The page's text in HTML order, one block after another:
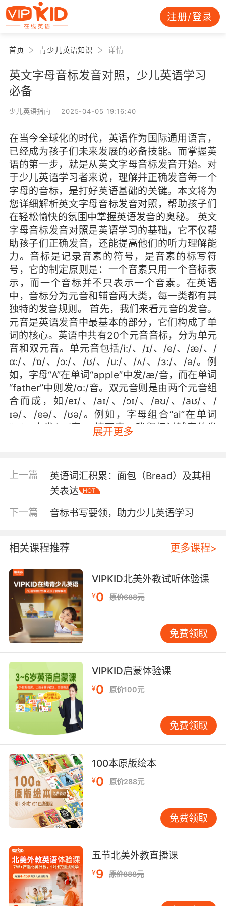
注册/登录
首页 青少儿英语知识 详情
英文字母音标发音对照，少儿英语学习
必备
少儿英语指南 2025-04-05 19:16:40
在当今全球化的时代，英语作为国际通用语言，
已经成为孩子们未来发展的必备技能。而掌握英
语的第一步，就是从英文字母音标发音开始。对
于少儿英语学习者来说，理解并正确发音每一个
字母的音标，是打好英语基础的关键。本文将为
您详细解析英文字母音标发音对照，帮助孩子们
在轻松愉快的氛围中掌握英语发音的奥秘。 英文
字母音标发音对照是英语学习的基础，它不仅帮
助孩子们正确发音，还能提高他们的听力理解能
力。音标是记录音素的符号，是音素的标写符
号，它的制定原则是：一个音素只用一个音标表
示，而一个音标并不只表示一个音素。在英语
中，音标分为元音和辅音两大类，每一类都有其
独特的发音规则。 首先，我们来看元音的发音。
元音是英语发音中最基本的部分，它们构成了单
词的核心。英语中共有20个元音音标，分为单元
音和双元音。单元音包括/i:/、/ɪ/、/e/、/æ/、/
ɑ:/、/ɒ/、/ɔ:/、/ʊ/、/u:/、/ʌ/、/ɜ:/、/ə/。例
如，字母“A”在单词“apple”中发/æ/音，而在单词
“father”中则发/ɑ:/音。双元音则是由两个元音组
合而成，如/eɪ/、/aɪ/、/ɔɪ/、/əʊ/、/aʊ/、/
ɪə/、/eə/、/ʊə/。例如，字母组合“ai”在单词
“rain”中发/eɪ/音。 接下来，我们探讨辅音的发
音。辅音是英语发音中的辅助部分，它们与元音
标
括/p/、/b/、/t/、/d/、/k/、/g/、/f/、/v/、/
θ/、/ð/、/s/、/z/、/ʃ/、/ʒ/、/h/、/m/、/n/、/
ŋ/、/l/、/r/、/j/、/w/。例如，字母“P”在单词
“pen”中发/p/音，而字母“B”在单词“book”中则
标发音对照，我们可以采用以下几种方法： 音标
卡片游戏：制作一套音标卡片，每张卡片上写有
一个音标和对应的字母或字母组合。通过游戏的
方式，让孩子们在轻松愉快的氛围中学习音标。
发音练习：每天安排一定的时间进行发音练习，
让孩子们反复模仿正确的发音。可以使用录音设
备，让孩子们听自己的发音，并与标准发音进行
对比。 单词拼读：选择一些简单的单词，让孩子
们根据音标进行拼读。通过这种方式，孩子们可
以更好地理解音标与字母之间的关系。 互动教
学：利用多媒体教学工具，如动画、视频等，让
孩子们在视觉和听觉的双重刺激下学习音标。互
动教学可以提高孩子们的学习兴趣，增强他们的
学习效果。 音标歌曲：将音标编成歌曲，让孩子
们通过唱歌的方式记忆音标。音乐可以帮助孩子
们更好地记忆和理解音标。 音标故事：编写一些
包含音标的小故事，让孩子们在听故事的过程中
学习音标。故事中的情节和角色可以激发孩子们
的学习兴趣。 音标竞赛：组织音标竞赛，让孩子
们在竞争中学习音标。竞赛可以激发孩子们的学
习动力，提高他们的学习效率。 音标墙报：在教
室或家中制作音标墙报，将音标和对应的字母或
字母组合展示出来。孩子们可以随时查看墙报，
加深对音标的记忆。 音标练习册：为孩子们准备
一些音标练习册，让他们通过书写和拼读的方式
巩固音标知识。练习册可以包括音标填空、音标
连线等多种题型。 音标应用：鼓励孩子们在日常
生活中应用音标，如拼读单词、朗读句子等。通
展开更多
上一篇
英语词汇积累：面包（Bread）及其相
关表达
HOT
下一篇 音标书写要领，助力少儿英语学习
相关课程推荐 更多课程>
VIPKID北美外教试听体验课
¥0 原价688元
免费领取
VIPKID启蒙体验课
¥0 原价100元
免费领取
100本原版绘本
¥0 原价288元
免费领取
五节北美外教直播课
¥9 原价888元